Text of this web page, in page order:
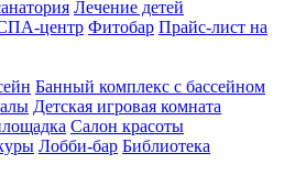
Лечение детей
центр Фитобар Прайс-лист на
Банный комплекс с бассейном
Детская игровая комната
Салон красоты
Лобби-бар Библиотека